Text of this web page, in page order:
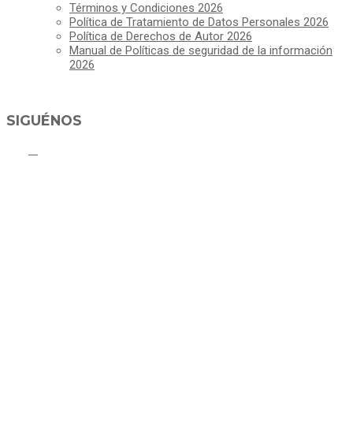
Términos y Condiciones 2026
Política de Tratamiento de Datos Personales 2026
Política de Derechos de Autor 2026
Manual de Políticas de seguridad de la información
2026
SIGUÉNOS